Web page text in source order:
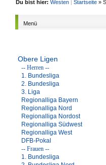
Du bist hier: Westen | Startseite »
Menü
Obere Ligen
-- Herren --
1. Bundesliga
2. Bundesliga
3. Liga
Regionalliga Bayern
Regionalliga Nord
Regionalliga Nordost
Regionalliga Südwest
Regionalliga West
DFB-Pokal
-- Frauen --
1. Bundesliga